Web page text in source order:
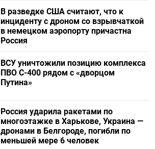
В разведке США считают, что к
инциденту с дроном со взрывчаткой
в немецком аэропорту причастна
Россия
ВСУ уничтожили позицию комплекса
ПВО С-400 рядом с «дворцом
Путина»
Россия ударила ракетами по
многоэтажке в Харькове, Украина —
дронами в Белгороде, погибли по
меньшей мере 6 человек